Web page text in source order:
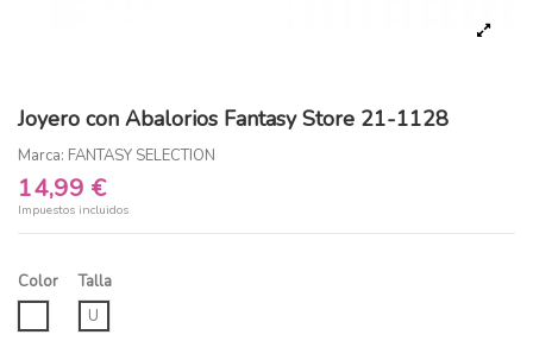
Joyero con Abalorios Fantasy Store 21-1128
Marca: FANTASY SELECTION
14,99 €
Impuestos incluidos
Color
Talla
U